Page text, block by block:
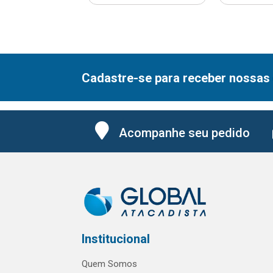
Cadastre-se para receber
Acompanhe seu pedido
Institucional
Quem Somos